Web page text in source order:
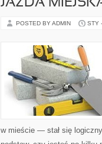
JAZDA
POSTED BY ADMIN STY
w mieście — stał się